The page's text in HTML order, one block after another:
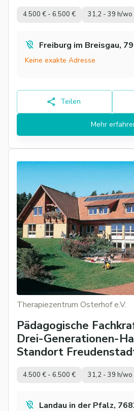
4.500 € - 6.500 € 31,2 - 39 h/wo
Freiburg im Breisgau,
Keine exakte Adresse
Teilen
Mehr
Therapiezentrum Osterhof e.V.
Pädagogische
Drei-Generationen-
Standort
4.500 € - 6.500 € 31,2 - 39 h/wo
Landau in der Pfalz,